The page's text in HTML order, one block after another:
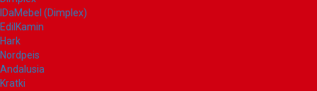
IDaMebel (Dimplex)
EdilKamin
Hark
Nordpeis
Andalusia
Kratki